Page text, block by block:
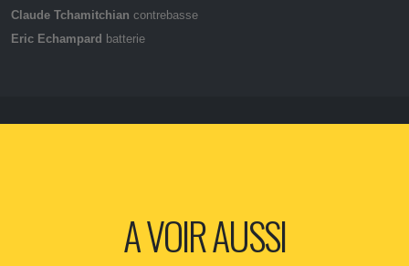
Claude Tchamitchian contrebasse
Eric Echampard batterie
A VOIR AUSSI